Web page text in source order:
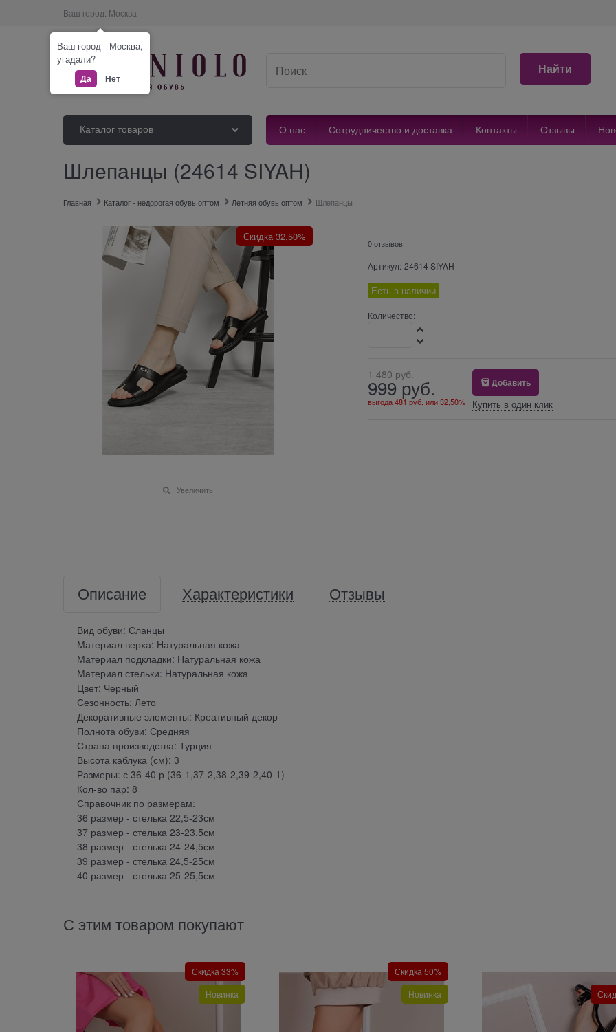
Ваш город: Москва
Найти
Каталог товаров О нас Сотрудничество и доставка Контакты Отзывы
Шлепанцы (24614 SIYAH)
Главная Каталог - недорогая обувь оптом Летняя обувь оптом Шлепанцы
Скидка 32,50%
Увеличить
0 отзывов
Артикул: 24614 SIYAH
Есть в наличии
Количество:
1 480 руб.
999 руб.
выгода481 руб. или32,50%
Добавить
Купить в один клик
Описание Характеристики Отзывы
Вид обуви: Сланцы
Материал верха: Натуральная кожа
Материал подкладки: Натуральная кожа
Материал стельки: Натуральная кожа
Цвет: Черный
Сезонность: Лето
Декоративные элементы: Креативный декор
Полнота обуви: Средняя
Страна производства: Турция
Высота каблука (см): 3
Размеры: с 36-40 р (36-1,37-2,38-2,39-2,40-1)
Кол-во пар: 8
Справочник по размерам:
36 размер - стелька 22,5-23см
37 размер - стелька 23-23,5см
38 размер - стелька 24-24,5см
39 размер - стелька 24,5-25см
40 размер - стелька 25-25,5см
С этим товаром покупают
Скидка 33%
Новинка
Скидка 50%
Новинка
Ваш город - Москва,
угадали?
Да Нет